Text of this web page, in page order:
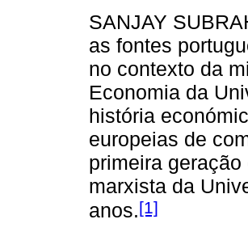
SANJAY
as fontes
no contexto da
Economia da
história
europeias de
primeira
marxista da
anos.[1]